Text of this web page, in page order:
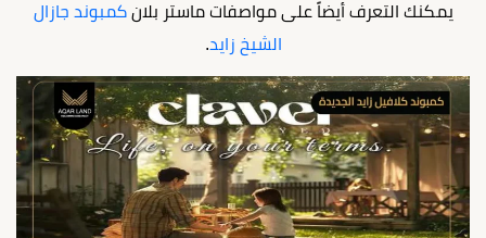
يمكنك التعرف أيضاً على مواصفات ماستر بلانكمبوند جازال
الشيخ زايد.